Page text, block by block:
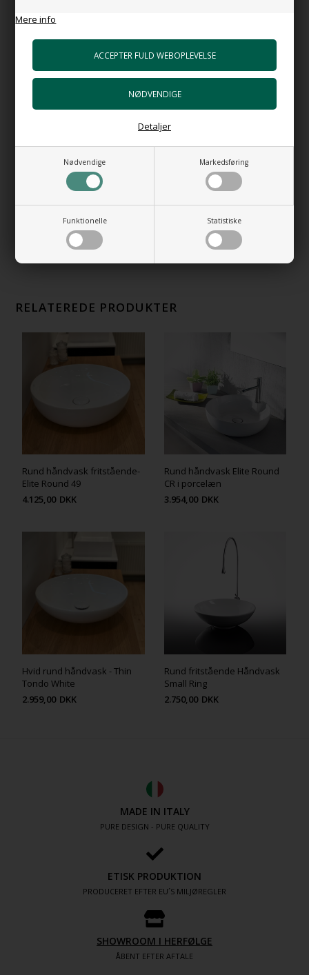
Mere info
Nødvendige Markedsføring
Funktionelle Statistiske
Detaljer
HUSK OGSÅ DISSE
Bundventil Push i forkromet messing
+489,00 DKK
Top 63 mm
+399,00 DKK
Gå til varen
Bundventil Push SC i hvid porcelæn
+782,00 DKK
Gå til varen
RELATEREDE PRODUKTER
Rund håndvask fritstående-
Elite Round 49
4.125,00 DKK
Rund håndvask Elite Round
CR i porcelæn
3.954,00 DKK
Hvid rund håndvask - Thin
Tondo White
2.959,00 DKK
Rund fritstående Håndvask
Small Ring
2.750,00 DKK
MADE IN ITALY
PURE DESIGN - PURE QUALITY
ETISK PRODUKTION
PRODUCERET EFTER EU´S MILJØREGLER
SHOWROOM I HERFØLGE
ÅBENT EFTER AFTALE